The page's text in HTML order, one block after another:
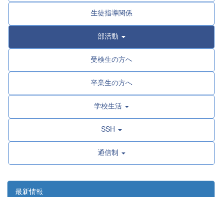
生徒指導関係
部活動
受検生の方へ
卒業生の方へ
学校生活
SSH
通信制
最新情報